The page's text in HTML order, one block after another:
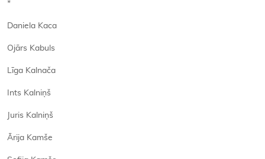
*
Daniela Kaca
Ojārs Kabuls
Līga Kalnača
Ints Kalniņš
Juris Kalniņš
Ārija Kamše